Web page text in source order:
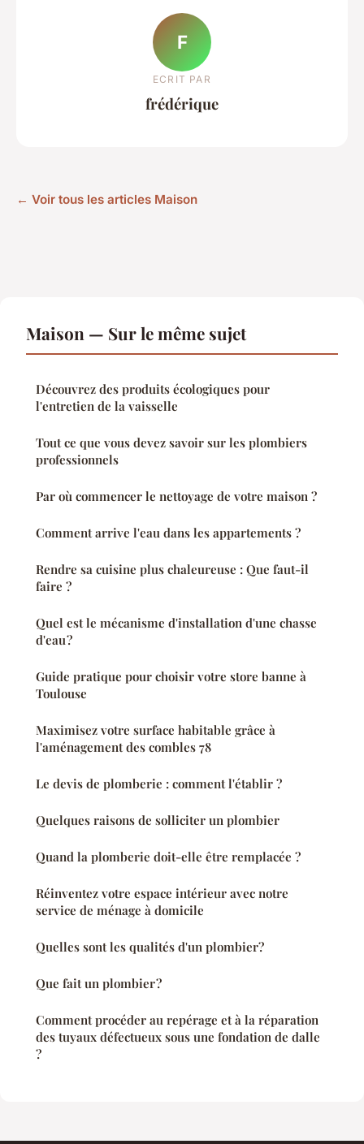
F
ECRIT PAR
frédérique
← Voir tous les articles Maison
Maison — Sur le même sujet
Découvrez des produits écologiques pour
l'entretien de la vaisselle
Tout ce que vous devez savoir sur les plombiers
professionnels
Par où commencer le nettoyage de votre maison ?
Comment arrive l'eau dans les appartements ?
Rendre sa cuisine plus chaleureuse : Que faut-il
faire ?
Quel est le mécanisme d'installation d'une chasse
d'eau ?
Guide pratique pour choisir votre store banne à
Toulouse
Maximisez votre surface habitable grâce à
l'aménagement des combles 78
Le devis de plomberie : comment l'établir ?
Quelques raisons de solliciter un plombier
Quand la plomberie doit-elle être remplacée ?
Réinventez votre espace intérieur avec notre
service de ménage à domicile
Quelles sont les qualités d'un plombier?
Que fait un plombier ?
Comment procéder au repérage et à la réparation
des tuyaux défectueux sous une fondation de dalle
?